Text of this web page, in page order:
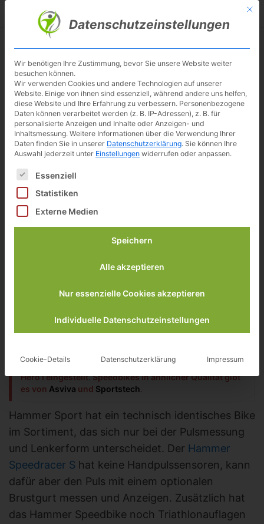
Skip
Besuche meinen Youtube-Kanal ▶︎
Skandika Triathlon Pro Fortuna
der Speedbikes Triathlon Pro Fortuna, Hyperion und
Hero I eingestellt. Speedbikes in ähnlicher Qualität gibt
es von Asviva und Sportstech
Hammer Sport hat ein technisch identisches Bike
im Sortiment, das sich nur bei der Pulsmessung
und Lenkerform unterscheidet. Der Hammer
Speedracer S hat keine Handpulssensoren, kann
dafür aber den Puls mit einem optionalen
Brustgurt messen und Anzeigen. Zusätzlich hat
das Hammer Speedbike noch Triathlonauflagen
Mit
Datenschutzeinstellungen
Wir benötigen Ihre Zustimmung, bevor Sie unsere Website weiter
besuchen können.
Wir verwenden Cookies und andere Technologien auf unserer
Website. Einige von ihnen sind essenziell, während andere uns helfen,
diese Website und Ihre Erfahrung zu verbessern. Personenbezogene
Daten können verarbeitet werden (z. B. IP-Adressen), z. B. für
personalisierte Anzeigen und Inhalte oder Anzeigen- und
Inhaltsmessung. Weitere Informationen über die Verwendung Ihrer
Daten finden Sie in unserer Datenschutzerklärung. Sie können Ihre
Auswahl jederzeit unter Einstellungen widerrufen oder anpassen.
Es folgt eine Liste der Service-Gruppen, für die eine
Essenziell
Statistiken
Externe Medien
Speichern
Alle akzeptieren
Nur essenzielle Cookies akzeptieren
Individuelle Datenschutzeinstellungen
Cookie-Details Datenschutzerklärung Impressum